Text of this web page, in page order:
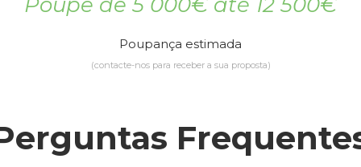
Poupança estimada
(contacte-nos para receber a sua proposta)